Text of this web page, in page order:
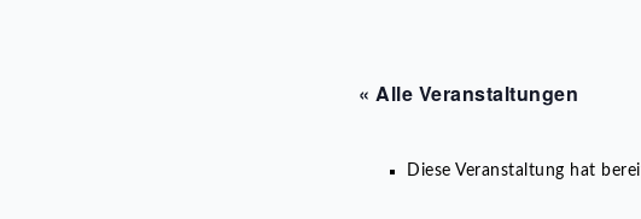
« Alle Veranstaltungen
Diese Veranstaltung hat